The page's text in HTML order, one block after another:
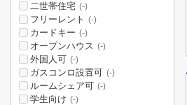
二世帯住宅 (-)
フリーレント (-)
カードキー (-)
オープンハウス (-)
外国人可 (-)
ガスコンロ設置可 (-)
ルームシェア可 (-)
学生向け (-)